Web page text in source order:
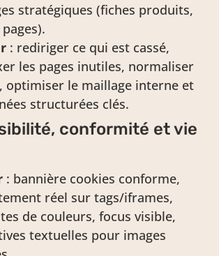
stratégiques (fiches produits,
: rediriger ce qui est cassé,
les pages inutiles, normaliser
optimiser le maillage interne et
structurées clés.
conformité et vie
: bannière cookies conforme,
réel sur tags/iframes,
de couleurs, focus visible,
textuelles pour images